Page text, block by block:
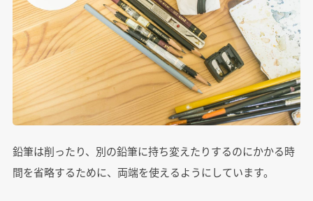
鉛筆は削ったり、別の鉛筆に持ち変えたりするのにかかる時
間を省略するために、両端を使えるようにしています。